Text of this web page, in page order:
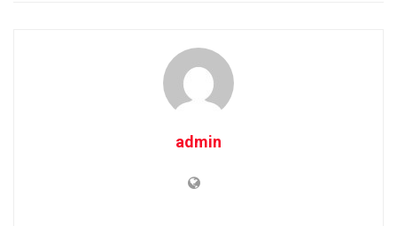
admin